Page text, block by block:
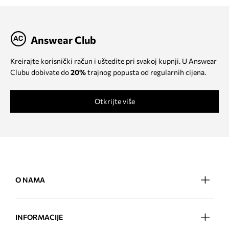
Answear Club
Kreirajte korisnički račun i uštedite pri svakoj kupnji. U Answear
Clubu dobivate do20%trajnog popusta od regularnih cijena.
Otkrijte više
O NAMA
INFORMACIJE